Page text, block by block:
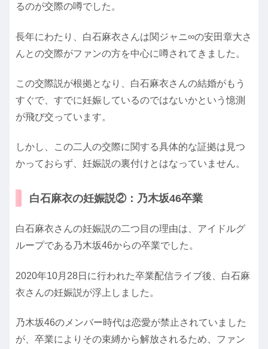
るのが交際の噂でした。
長年にわたり、白石麻衣さんは関ジャニ∞の安田章大さ
んとの交際がファンの方を中心に噂されてきました。
この交際説が根拠となり、白石麻衣さんの結婚がもう
すぐで、すでに妊娠しているのではないかという憶測
が飛び交っています。
しかし、この二人の交際に関する具体的な証拠は見つ
かっておらず、妊娠説の裏付けとはなっていません。
白石麻衣の妊娠説②：乃木坂46卒業
白石麻衣さんの妊娠説の二つ目の理由は、アイドルグ
ループである乃木坂46からの卒業でした。
2020年10月28日に行われた卒業配信ライブ後、白石麻
衣さんの妊娠説が浮上しました。
乃木坂46のメンバー時代は恋愛が禁止されていました
が、卒業によりその束縛から解放されるため、ファン